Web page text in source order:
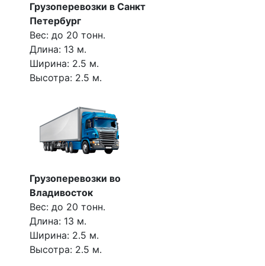
Грузоперевозки в Санкт
Петербург
Вес: до 20 тонн.
Длина: 13 м.
Ширина: 2.5 м.
Высотра: 2.5 м.
Грузоперевозки во
Владивосток
Вес: до 20 тонн.
Длина: 13 м.
Ширина: 2.5 м.
Высотра: 2.5 м.